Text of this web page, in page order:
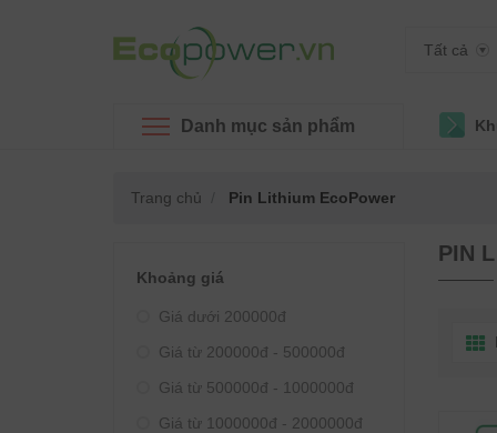
Tất cả
Danh mục sản phẩm
Trang chủ Pin Lithium EcoPower
Khoảng giá
Giá dưới 200000đ
Giá từ 200000đ - 500000đ
Giá từ 500000đ - 1000000đ
Giá từ 1000000đ - 2000000đ
PIN